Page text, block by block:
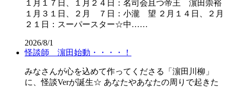
１月１７日、１月２４日：名司会且つ帝王 濵田崇裕
１月３１日、２月 ７日：小瀧 望 ２月１４日、２月
２１日：スーパースター☆中……
2026/8/1
怪談師 濵田始動・・・・！
みなさんが心を込めて作ってくださる「濵田川柳」
に、怪談Verが誕生☆ あなたやあなたの周りで起きた